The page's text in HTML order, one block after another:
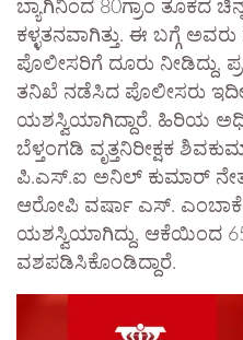
ಬ್ಯಾಗಿನಿಂದ 80ಗ್ರಾಂ ತೂಕದ
ಕಳ್ಳತನವಾಗಿತ್ತು. ಈ ಬಗ್ಗೆ
ಪೊಲೀಸರಿಗೆ ದೂರು ನೀಡಿದ್ದು,
ತನಿಖೆ ನಡೆಸಿದ ಪೊಲೀಸರು
ಯಶಸ್ವಿಯಾಗಿದ್ದಾರೆ. ಹಿರಿಯ
ಬೆಳ್ತಂಗಡಿ ವೃತ್ತನಿರೀಕ್ಷಕ
ಪಿ.ಎಸ್.ಐ ಅನಿಲ್ ಕುಮಾರ್
ಆರೋಪಿ ವರ್ಷಾ ಎಸ್.
ಯಶಸ್ವಿಯಾಗಿದ್ದು, ಆಕೆಯಿಂದ 65
ವಶಪಡಿಸಿಕೊಂಡಿದ್ದಾರೆ.